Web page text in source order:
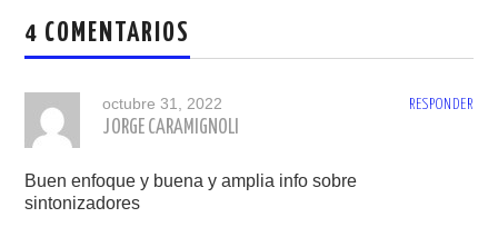
4 COMENTARIOS
RESPONDER
octubre 31, 2022
JORGE CARAMIGNOLI
Buen enfoque y buena y amplia info sobre
sintonizadores